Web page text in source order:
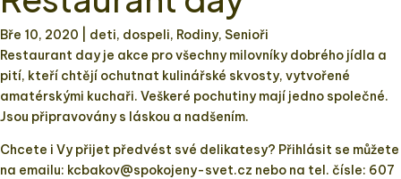
Bře 10, 2020 | deti, dospeli, Rodiny, Senioři
Restaurant day je akce pro všechny milovníky dobrého jídla a
pití, kteří chtějí ochutnat kulinářské skvosty, vytvořené
amatérskými kuchaři. Veškeré pochutiny mají jedno společné.
Jsou připravovány s láskou a nadšením.
Chcete i Vy přijet předvést své delikatesy? Přihlásit se můžete
na emailu: kcbakov@spokojeny-svet.cz nebo na tel. čísle: 607